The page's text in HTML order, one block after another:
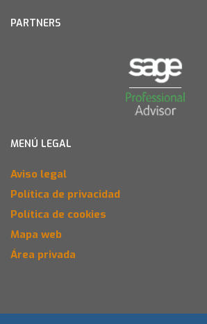
PARTNERS
MENÚ LEGAL
Aviso legal
Política de privacidad
Política de cookies
Mapa web
Área privada